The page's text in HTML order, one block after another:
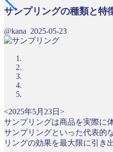
サンプリングの種類と特
@kana 2025-05-23
<2025年5月23日>
サンプリングは商品を実際に
サンプリングといった代表的
リングの効果を最大限に引き